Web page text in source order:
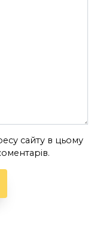
сайту в цьому